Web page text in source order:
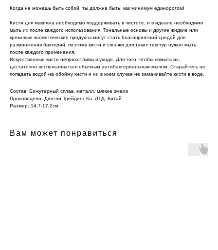
Когда не можешь быть собой, ты должна быть, как минимум единорогом!
Кисти для макияжа необходимо поддерживать в чистоте, и в идеале необходимо
мыть их после каждого использования. Тональные основы и другие жидкие или
кремовые косметические продукты могут стать благоприятной средой для
размножения бактерий, поэтому кисти и спонжи для таких текстур нужно мыть
после каждого применения.
Искусственные кисти неприхотливы в уходе. Для того, чтобы помыть их,
достаточно воспользоваться обычным антибактериальным мылом. Старайтесь не
попадать водой на обойму кисти и ни в коем случае не замачивайте кисти в воде.
Состав: Бижутерный сплав, металл, мягкие эмали
Произведено: Дингли Трейдинг Ко. ЛТД. Китай
Размер: 14,7-17,2см
Вам может понравиться